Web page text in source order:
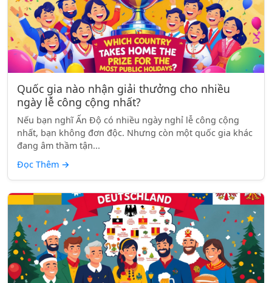
Quốc gia nào nhận giải thưởng cho nhiều
ngày lễ công cộng nhất?
Nếu bạn nghĩ Ấn Độ có nhiều ngày nghỉ lễ công cộng
nhất, bạn không đơn độc. Nhưng còn một quốc gia khác
đang âm thầm tận...
Đọc Thêm →